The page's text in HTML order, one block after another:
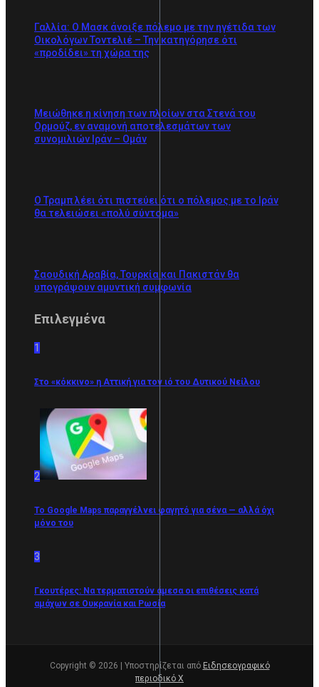
Γαλλία: Ο Μασκ άνοιξε πόλεμο με την ηγέτιδα των
Οικολόγων Τοντελιέ – Την κατηγόρησε ότι
«προδίδει» τη χώρα της
Μειώθηκε η κίνηση των πλοίων στα Στενά του
Ορμούζ, εν αναμονή αποτελεσμάτων των
συνομιλιών Ιράν – Ομάν
Ο Τραμπ λέει ότι πιστεύει ότι ο πόλεμος με το Ιράν
θα τελειώσει «πολύ σύντομα»
Σαουδική Αραβία, Τουρκία και Πακιστάν θα
υπογράψουν αμυντική συμφωνία
Επιλεγμένα
1
Στο «κόκκινο» η Αττική για τον ιό του Δυτικού Νείλου
2
Το Google Maps παραγγέλνει φαγητό για σένα — αλλά όχι
μόνο του
3
Γκουτέρες: Να τερματιστούν άμεσα οι επιθέσεις κατά
αμάχων σε Ουκρανία και Ρωσία
Copyright © 2026 | Υποστηρίζεται από Ειδησεογραφικό
περιοδικό Χ